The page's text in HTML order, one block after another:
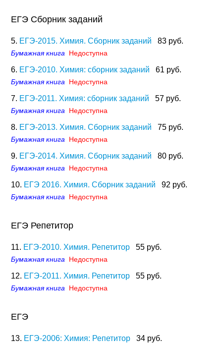
ЕГЭ Сборник заданий
5. ЕГЭ-2015. Химия. Сборник заданий 83 руб.
Бумажная книга Недоступна
6. ЕГЭ-2010. Химия: сборник заданий 61 руб.
Бумажная книга Недоступна
7. ЕГЭ-2011. Химия: сборник заданий 57 руб.
Бумажная книга Недоступна
8. ЕГЭ-2013. Химия. Сборник заданий 75 руб.
Бумажная книга Недоступна
9. ЕГЭ-2014. Химия. Сборник заданий 80 руб.
Бумажная книга Недоступна
10. ЕГЭ 2016. Химия. Сборник заданий 92 руб.
Бумажная книга Недоступна
ЕГЭ Репетитор
11. ЕГЭ-2010. Химия. Репетитор 55 руб.
Бумажная книга Недоступна
12. ЕГЭ-2011. Химия. Репетитор 55 руб.
Бумажная книга Недоступна
ЕГЭ
13. ЕГЭ-2006: Химия: Репетитор 34 руб.